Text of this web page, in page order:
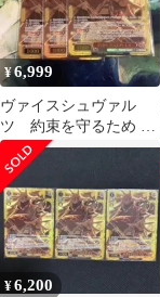
¥6,999
ヴァイスシュヴァル
ツ 約束を守るため モ
モ SR 3枚
¥6,200